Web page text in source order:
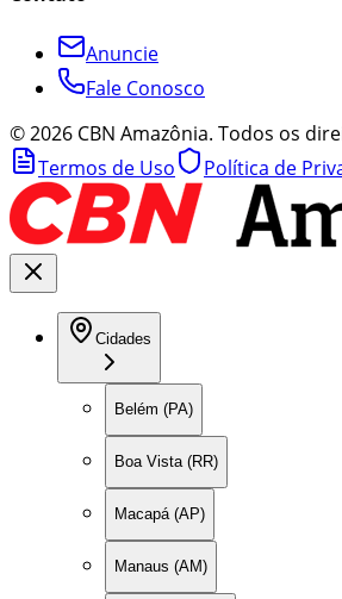
Anuncie
Fale Conosco
©2026 CBN Amazônia. Todos os
Termos de Uso
Política de
Cidades
Belém (PA)
Boa Vista (RR)
Macapá (AP)
Manaus (AM)